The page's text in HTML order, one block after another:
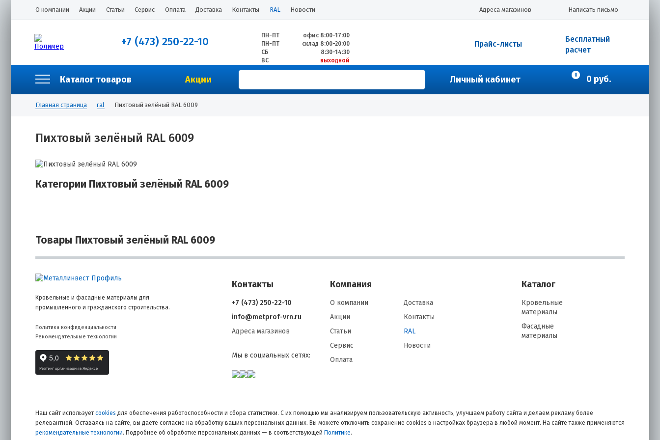
О компании Акции Статьи Сервис Оплата Доставка Контакты RAL Новости Написать письмо
Адреса магазинов
+7 (473) 250-22-10 ПН-ПТ
офис 8:00-17:00
ПН-ПТ
склад 8:00-20:00
СБ
8:30-14:30
ВС
выходной
Бесплатный
расчет
Прайс-листы
Каталог товаров Акции Личный кабинет 0 0 руб.
Главная страница ral Пихтовый зелёный RAL 6009
Пихтовый зелёный RAL 6009
Категории Пихтовый зелёный RAL 6009
Товары Пихтовый зелёный RAL 6009
Кровельные и фасадные материалы для
промышленного и гражданского строительства.
Политика конфиденциальности
Рекомендательные технологии
Контакты
+7 (473) 250-22-10
info@metprof-vrn.ru
Адреса магазинов
Мы в социальных сетях:
Компания
О компании
Акции
Статьи
Сервис
Оплата
Доставка
Контакты
RAL
Новости
Каталог
Кровельные
материалы
Фасадные
материалы
Наш сайт использует cookies для обеспечения работоспособности и сбора статистики. С их помощью мы анализируем пользовательскую активность, улучшаем работу сайта и делаем рекламу более
релевантной. Оставаясь на сайте, вы даете согласие на обработку ваших персональных данных. Вы можете отключить сохранение cookies в настройках браузера в любой момент. На сайте также применяются
рекомендательные технологии. Подробнее об обработке персональных данных — в соответствующей Политике.